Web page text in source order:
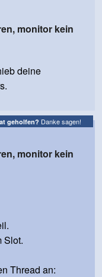
monitor kein
deine
geholfen? Danke sagen!
monitor kein
Slot.
Thread an: